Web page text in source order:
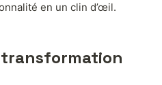
en un clin d’œil.